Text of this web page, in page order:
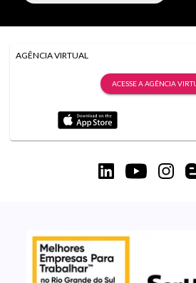
AGÊNCIA VIRTUAL
ACESSE A AGÊNCIA